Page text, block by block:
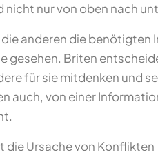
nur von oben nach
anderen die
gesehen. Briten
für sie mitdenken und
auch, von einer
Ursache von Konflikten